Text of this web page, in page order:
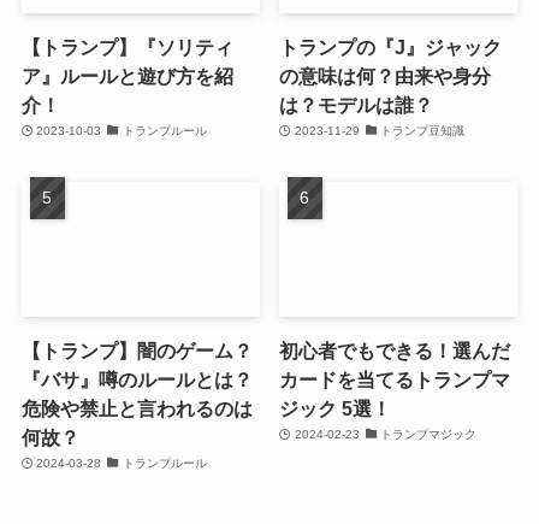
【トランプ】『ソリティ
ア』ルールと遊び方を紹
介！
2023-10-03 トランプルール
トランプの『J』ジャック
の意味は何？由来や身分
は？モデルは誰？
2023-11-29 トランプ豆知識
【トランプ】闇のゲーム？
『バサ』噂のルールとは？
危険や禁止と言われるのは
何故？
2024-03-28 トランプルール
初心者でもできる！選んだ
カードを当てるトランプマ
ジック 5選！
2024-02-23 トランプマジック